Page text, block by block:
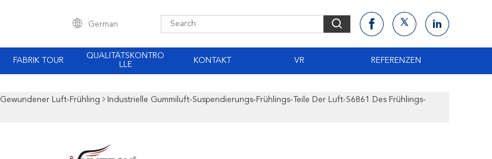
German
FABRIK TOUR
QUALITÄTSKONTRO
LLE
KONTAKT VR REFERENZEN
Gewundener Luft-Frühling
Industrielle Gummiluft-Suspendierungs-Frühlings-Teile Der Luft-S6861 Des Frühlings-